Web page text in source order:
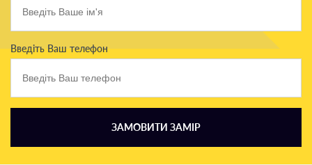
Введіть Ваш телефон
ЗАМОВИТИ ЗАМІР